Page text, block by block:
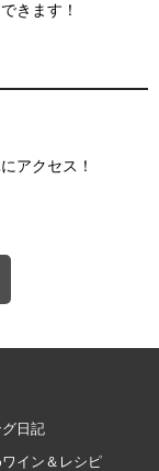
きます！
アクセス！
日記
イン＆レシピ